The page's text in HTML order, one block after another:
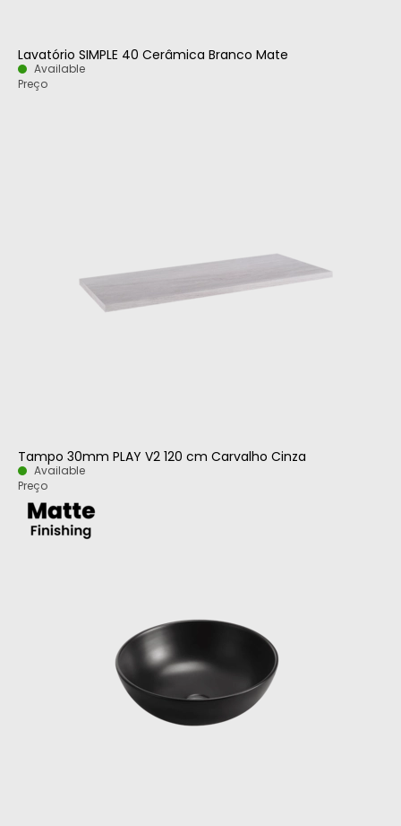
Lavatório SIMPLE 40 Cerâmica Branco Mate
Available
Preço
Tampo 30mm PLAY V2 120 cm Carvalho Cinza
Available
Preço